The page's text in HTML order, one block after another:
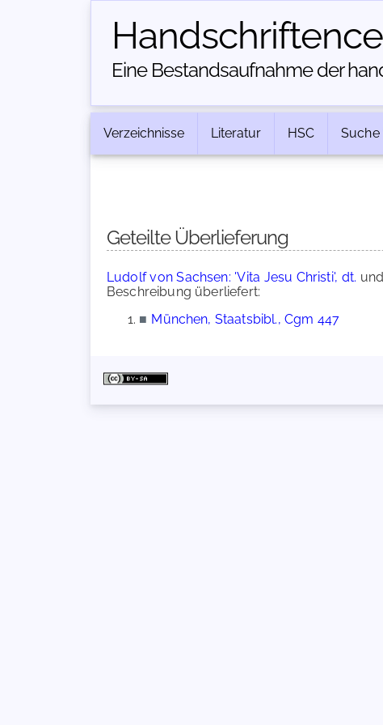
Eine Bestandsaufnahme der
Verzeichnisse Literatur HSC Suche
Geteilte Überlieferung
Ludolf von Sachsen: 'Vita Jesu Christi', dt. und
Beschreibung überliefert:
■ München, Staatsbibl., Cgm 447